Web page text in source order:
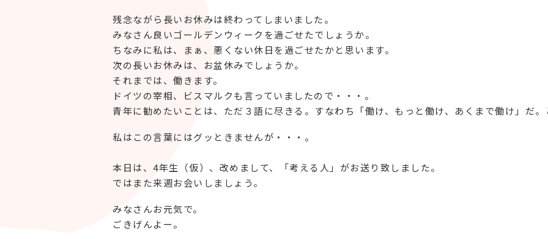
残念ながら長いお休みは終わってしまいました。
みなさん良いゴールデンウィークを過ごせたでしょうか。
ちなみに私は、まぁ、悪くない休日を過ごせたかと思います。
次の長いお休みは、お盆休みでしょうか。
それまでは、働きます。
ドイツの宰相、ビスマルクも言っていましたので・・・。
青年に勧めたいことは、ただ３語に尽きる。すなわち「働け、もっと働け、あくまで働け」だ。
私はこの言葉にはグッときませんが・・・。
本日は、4年生（仮）、改めまして、「考える人」がお送り致しました。
ではまた来週お会いしましょう。
みなさんお元気で。
ごきげんよー。